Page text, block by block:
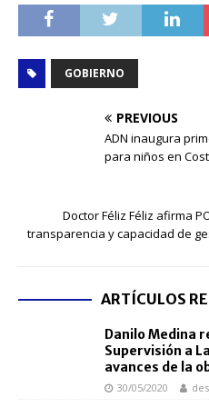
GOBIERNO
PREVIOUS
ADN inaugura
para niños en
Doctor Féliz Féliz afirma
transparencia y capacidad de
ARTÍCULOS
Danilo Medina
Supervisión a
avances de la
30/05/2020